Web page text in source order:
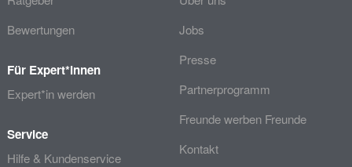
Bewertungen
Für Expert*innen
Expert*in werden
Service
Hilfe & Kundenservice
Jobs
Presse
Partnerprogramm
Freunde werben Freunde
Kontakt